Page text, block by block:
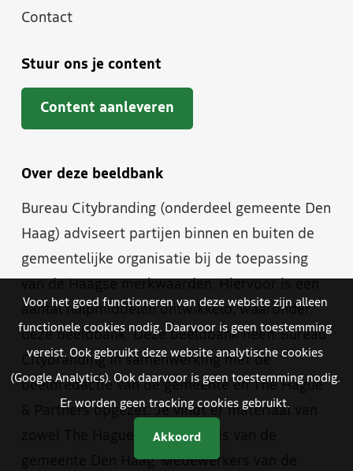
Contact
Stuur ons je content
Content aanleveren
Over deze beeldbank
Bureau Citybranding (onderdeel gemeente Den
Haag) adviseert partijen binnen en buiten de
gemeentelijke organisatie bij de toepassing
aantal hulpmiddelen ontwikkeld, waaronder
deze beeldbank. Deze beeldbank heeft Bureau
Citybranding in samenwerking met de
beeldredactie van de gemeente en The Hague
& Partners opgezet. Je vindt er materiaal van
zowel The Hague & Partners als van de
gemeente Den Haag. Medewerkers van de
Voor het goed functioneren van deze website zijn alleen
functionele cookies nodig. Daarvoor is geen toestemming
vereist. Ook gebruikt deze website analytische cookies
(Google Analytics). Ook daarvoor is geen toestemming nodig.
Er worden geen tracking cookies gebruikt.
Akkoord